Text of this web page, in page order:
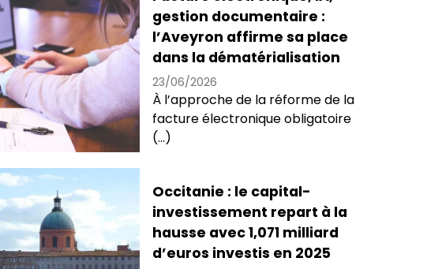
gestion documentaire :
l’Aveyron affirme sa place
dans la dématérialisation
23/06/2026
À l’approche de la réforme de la
facture électronique obligatoire
(...)
Occitanie : le capital-
investissement repart à la
hausse avec 1,071 milliard
d’euros investis en 2025